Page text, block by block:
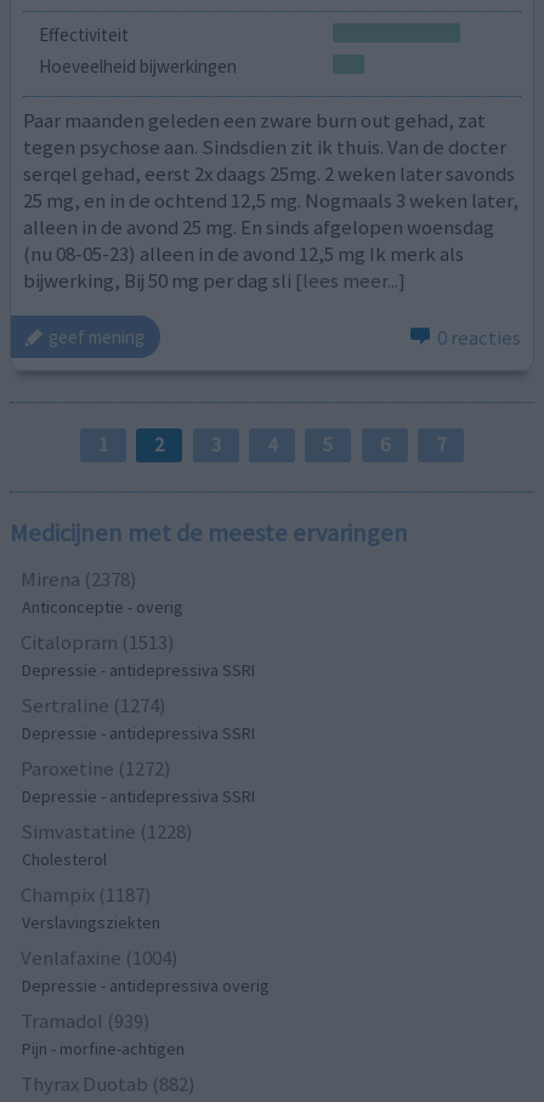
Effectiviteit
Hoeveelheid bijwerkingen
Paar maanden geleden een zware burn out gehad, zat
tegen psychose aan. Sindsdien zit ik thuis. Van de docter
serqel gehad, eerst 2x daags 25mg. 2 weken later savonds
25 mg, en in de ochtend 12,5 mg. Nogmaals 3 weken later,
alleen in de avond 25 mg. En sinds afgelopen woensdag
(nu 08-05-23) alleen in de avond 12,5 mg Ik merk als
bijwerking, Bij 50 mg per dag sli [lees meer...]
geef mening 0 reacties
1 2 3 4 5 6 7
Medicijnen met de meeste ervaringen
Mirena (2378)
Anticonceptie - overig
Citalopram (1513)
Depressie - antidepressiva SSRI
Sertraline (1274)
Depressie - antidepressiva SSRI
Paroxetine (1272)
Depressie - antidepressiva SSRI
Simvastatine (1228)
Cholesterol
Champix (1187)
Verslavingsziekten
Venlafaxine (1004)
Depressie - antidepressiva overig
Tramadol (939)
Pijn - morfine-achtigen
Thyrax Duotab (882)